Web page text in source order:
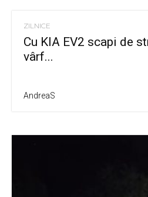
ZILNICE
Cu KIA EV2 scapi de
vârf...
AndreaS